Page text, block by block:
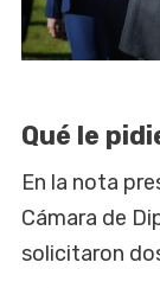
Qué le
En la nota
Cámara de
solicitaron